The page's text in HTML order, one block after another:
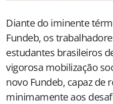
Diante do iminente
Fundeb, os
estudantes brasileiros
vigorosa mobilização
novo Fundeb, capaz de
minimamente aos